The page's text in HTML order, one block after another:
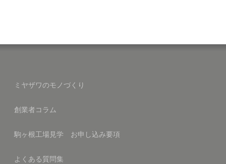
ミヤザワのモノづくり
創業者コラム
駒ヶ根工場見学 お申し込み要項
よくある質問集